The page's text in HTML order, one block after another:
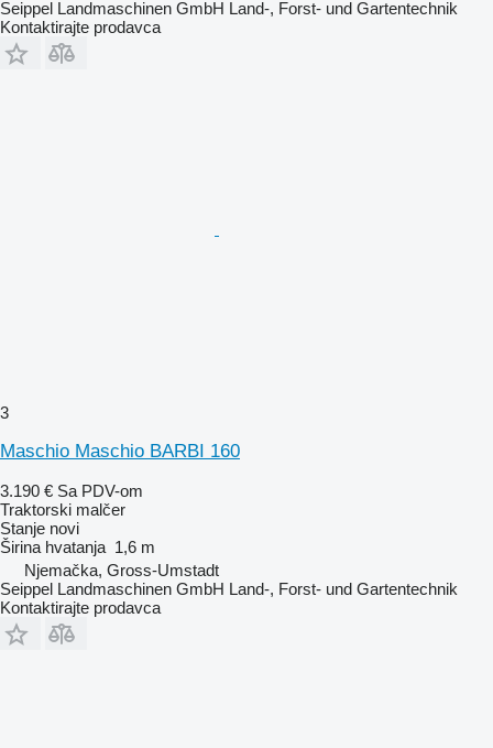
Seippel Landmaschinen GmbH Land-, Forst- und Gartentechnik
Kontaktirajte prodavca
3
Maschio Maschio BARBI 160
3.190 € Sa PDV-om
Traktorski malčer
Stanje novi
Širina hvatanja 1,6 m
Njemačka, Gross-Umstadt
Seippel Landmaschinen GmbH Land-, Forst- und Gartentechnik
Kontaktirajte prodavca